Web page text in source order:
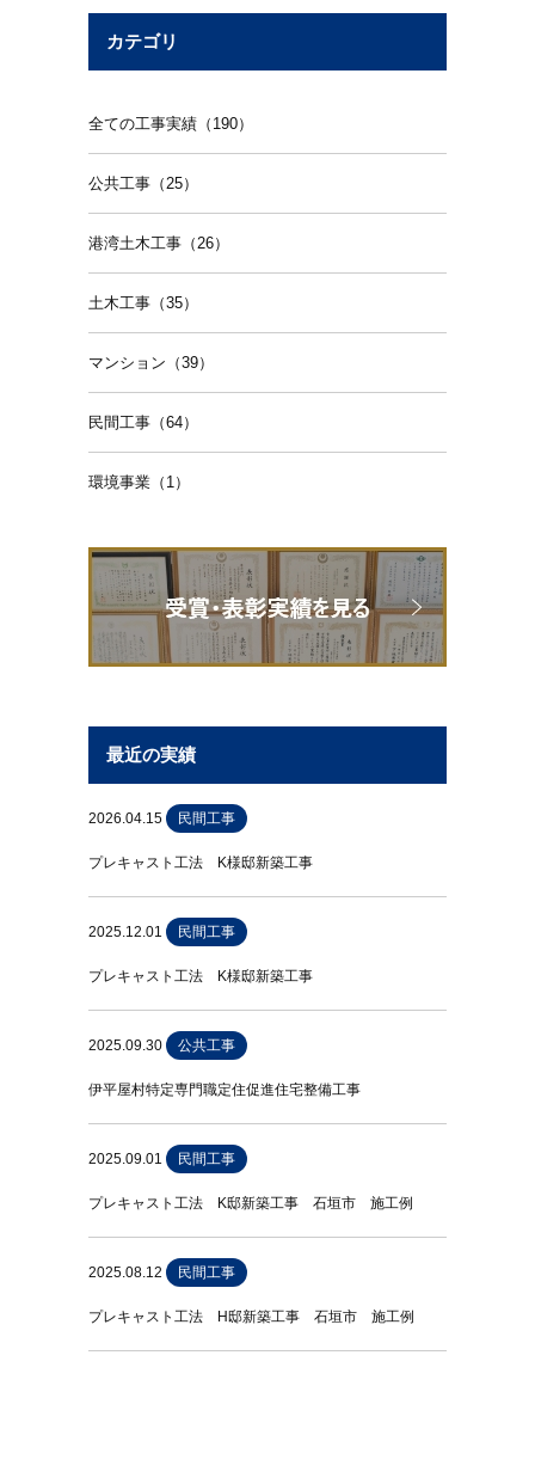
カテゴリ
全ての工事実績（190）
公共工事（25）
港湾土木工事（26）
土木工事（35）
マンション（39）
民間工事（64）
環境事業（1）
最近の実績
2026.04.15 民間工事
プレキャスト工法 K様邸新築工事
2025.12.01 民間工事
プレキャスト工法 K様邸新築工事
2025.09.30 公共工事
伊平屋村特定専門職定住促進住宅整備工事
2025.09.01 民間工事
プレキャスト工法 K邸新築工事 石垣市 施工例
2025.08.12 民間工事
プレキャスト工法 H邸新築工事 石垣市 施工例